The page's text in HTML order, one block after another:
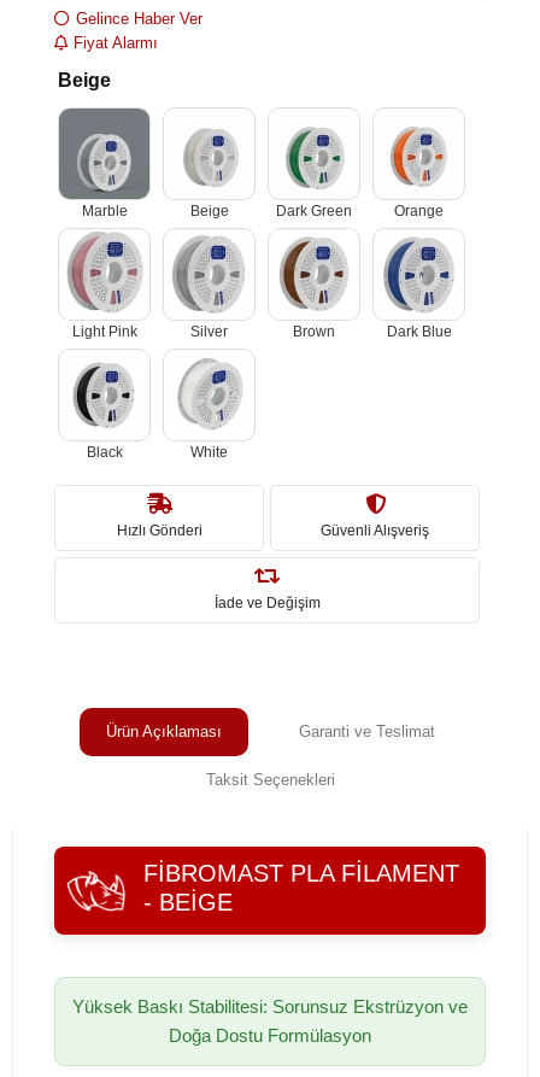
Gelince Haber Ver
Fiyat Alarmı
Beige
Marble Beige Dark Green Orange
Light Pink Silver Brown Dark Blue
Black White
Hızlı Gönderi Güvenli Alışveriş
İade ve Değişim
Ürün Açıklaması Garanti ve Teslimat
Taksit Seçenekleri
FIBROMAST PLA FILAMENT
- BEIGE
Yüksek Baskı Stabilitesi: Sorunsuz Ekstrüzyon ve
Doğa Dostu Formülasyon